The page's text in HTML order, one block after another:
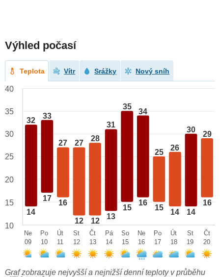
Výhled počasí
Teplota Vítr Srážky Nový sníh
32
14
33
17
27
16
27
12
28
12
31
13
35
15
34
16
25
15
26
14
30
14
29
16
40
35
30
25
20
15
10
Ne
09
Po
10
Út
11
St
12
Čt
13
Pá
14
So
15
Ne
16
Po
17
Út
18
St
19
Čt
20
Graf zobrazuje nejvyšší a nejnižší denní teploty v průběhu